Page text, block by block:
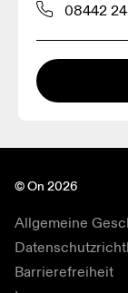
08442
© On 2026
Allgemeine
Barrierefreiheit